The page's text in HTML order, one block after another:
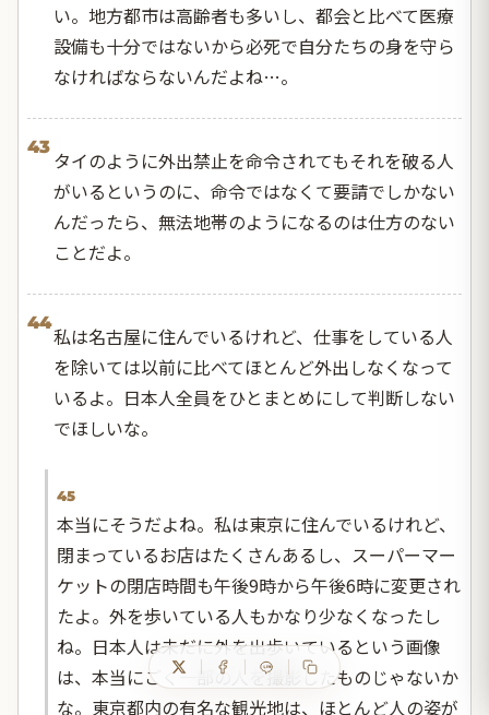
い。地方都市は高齢者も多いし、都会と比べて医療
設備も十分ではないから必死で自分たちの身を守ら
なければならないんだよね…。
43
タイのように外出禁止を命令されてもそれを破る人
がいるというのに、命令ではなくて要請でしかない
んだったら、無法地帯のようになるのは仕方のない
ことだよ。
44
私は名古屋に住んでいるけれど、仕事をしている人
を除いては以前に比べてほとんど外出しなくなって
いるよ。日本人全員をひとまとめにして判断しない
でほしいな。
45
本当にそうだよね。私は東京に住んでいるけれど、
閉まっているお店はたくさんあるし、スーパーマー
ケットの閉店時間も午後9時から午後6時に変更され
たよ。外を歩いている人もかなり少なくなったし
ね。日本人は未だに外を出歩いているという画像
は、本当にごく一部の人を撮影したものじゃないか
な。東京都内の有名な観光地は、ほとんど人の姿が